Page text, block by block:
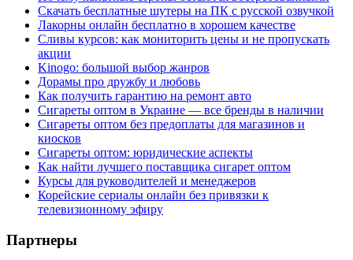
Скачать бесплатные шутеры на ПК с русской озвучкой
Лакорны онлайн бесплатно в хорошем качестве
Сливы курсов: как мониторить цены и не пропускать
акции
Kinogo: большой выбор жанров
Дорамы про дружбу и любовь
Как получить гарантию на ремонт авто
Сигареты оптом в Украине — все бренды в наличии
Сигареты оптом без предоплаты для магазинов и
киосков
Сигареты оптом: юридические аспекты
Как найти лучшего поставщика сигарет оптом
Курсы для руководителей и менеджеров
Корейские сериалы онлайн без привязки к
телевизионному эфиру
Партнеры